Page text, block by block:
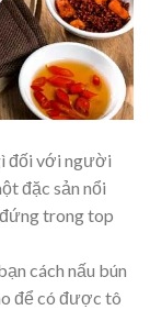
đối với người
đặc sản nổi
trong top
cách nấu bún
để có được tô